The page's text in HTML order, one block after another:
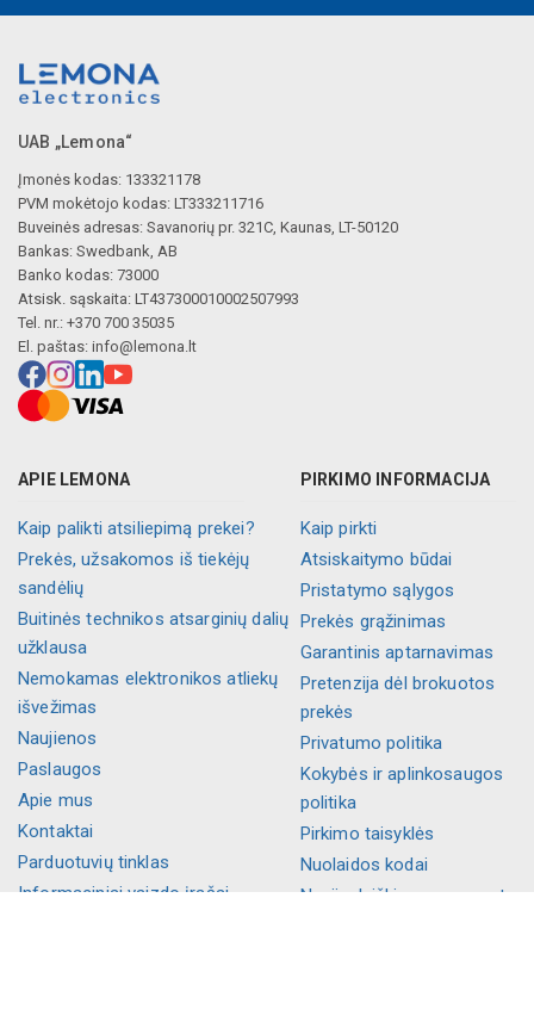
UAB „Lemona“
Įmonės kodas: 133321178
PVM mokėtojo kodas: LT333211716
Buveinės adresas: Savanorių pr. 321C, Kaunas, LT-50120
Bankas: Swedbank, AB
Banko kodas: 73000
Atsisk. sąskaita: LT437300010002507993
Tel. nr.: +370 700 35035
El. paštas: info@lemona.lt
APIE LEMONA
Kaip palikti atsiliepimą prekei?
Prekės, užsakomos iš tiekėjų
sandėlių
Buitinės technikos atsarginių dalių
užklausa
Nemokamas elektronikos atliekų
išvežimas
Naujienos
Paslaugos
Apie mus
Kontaktai
Parduotuvių tinklas
Informaciniai vaizdo įrašai
PIRKIMO INFORMACIJA
Kaip pirkti
Atsiskaitymo būdai
Pristatymo sąlygos
Prekės grąžinimas
Garantinis aptarnavimas
Pretenzija dėl brokuotos
prekės
Privatumo politika
Kokybės ir aplinkosaugos
politika
Pirkimo taisyklės
Nuolaidos kodai
Naujienlaiškio prenumerata